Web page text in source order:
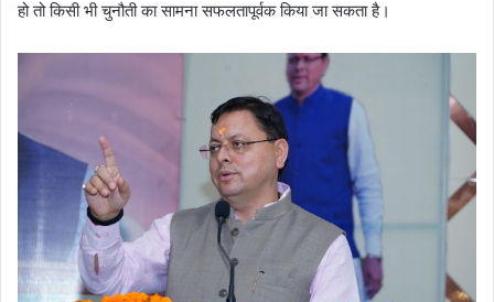
हो तो किसी भी चुनौती का सामना सफलतापूर्वक किया जा सकता है।